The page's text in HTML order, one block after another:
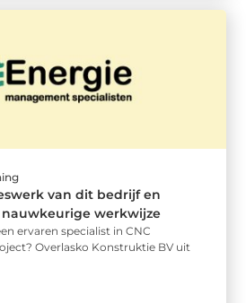
van dit bedrijf en
werkwijze
ervaren specialist in CNC
Overlasko Konstruktie BV uit